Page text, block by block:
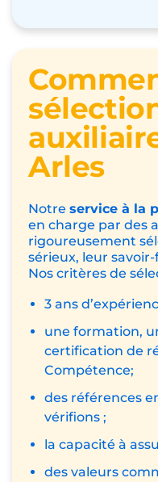
Arles
Notre service à la
en charge par des
rigoureusement
sérieux, leur
Nos critères de
3 ans
une formation,
certification de
Compétence;
des références
vérifions ;
la capacité à
des valeurs